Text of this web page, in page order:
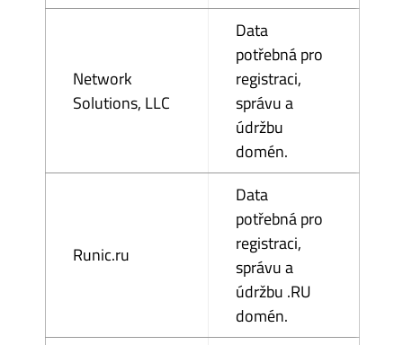
Network
Solutions, LLC
Data
potřebná pro
registraci,
správu a
údržbu
domén.
Runic.ru
Data
potřebná pro
registraci,
správu a
údržbu .RU
domén.